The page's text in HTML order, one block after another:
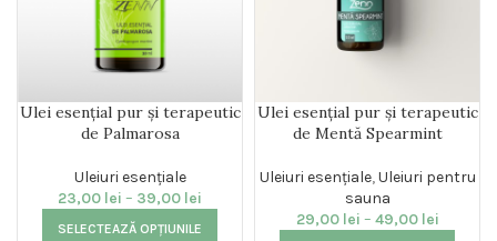
Ulei esențial pur și terapeutic
de Palmarosa
Uleiuri esențiale
23,00 lei – 39,00 lei
SELECTEAZĂ OPȚIUNILE
Ulei esențial pur și terapeutic
de Mentă Spearmint
Uleiuri esențiale,Uleiuri pentru
sauna
29,00 lei – 49,00 lei